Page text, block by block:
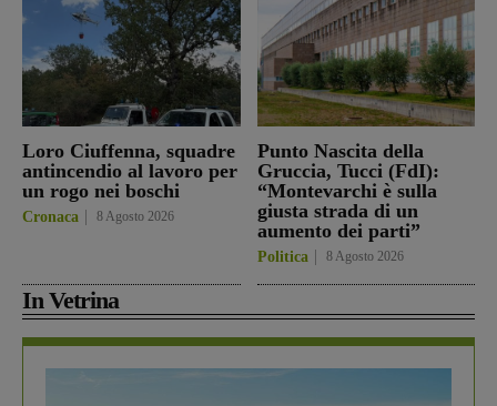
Loro Ciuffenna, squadre
antincendio al lavoro per
un rogo nei boschi
Cronaca 8 Agosto 2026
Punto Nascita della
Gruccia, Tucci (FdI):
“Montevarchi è sulla
giusta strada di un
aumento dei parti”
Politica 8 Agosto 2026
In Vetrina